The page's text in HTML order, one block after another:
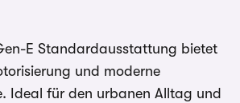
E Standardausstattung bietet
und moderne
Ideal für den urbanen Alltag und